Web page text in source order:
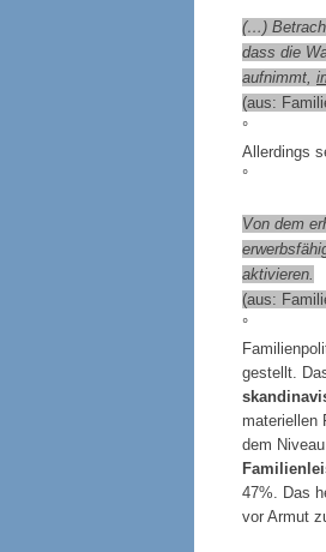
(…)
dass die
aufnimmt,
(aus:
°
Allerdings
°
Von dem
aktivieren.
(aus:
°
gestellt.
materiellen
dem
47%. Das
vor Armut